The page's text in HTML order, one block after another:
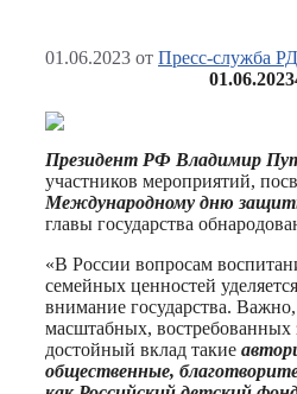
01.06.2023 от Пресс-служба
01.06.2023
Президент РФ Владимир
участников мероприятий,
Международному дню
главы государства
«В России вопросам
семейных ценностей
внимание государства.
масштабных, востребованных
достойный вклад такие
общественные,